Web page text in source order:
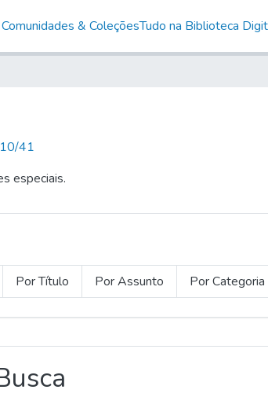
Comunidades & ColeçõesTudo na Biblioteca
41
especiais.
Por Título Por Assunto Por